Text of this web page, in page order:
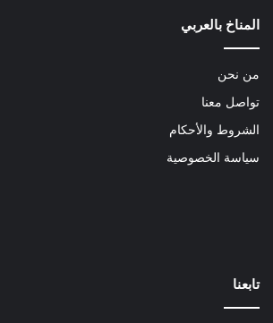
المناخ بالعربي
من نحن
تواصل معنا
الشروط والأحكام
سياسة الخصوصية
تابعنا